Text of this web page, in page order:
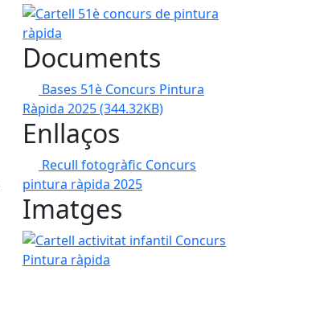
Cartell 51è concurs de pintura ràpida
Documents
Bases 51è Concurs Pintura
Ràpida 2025(344.32KB)
Enllaços
Recull fotogràfic Concurs
pintura ràpida 2025
Imatges
Cartell activitat infantil Concurs Pintura ràpida